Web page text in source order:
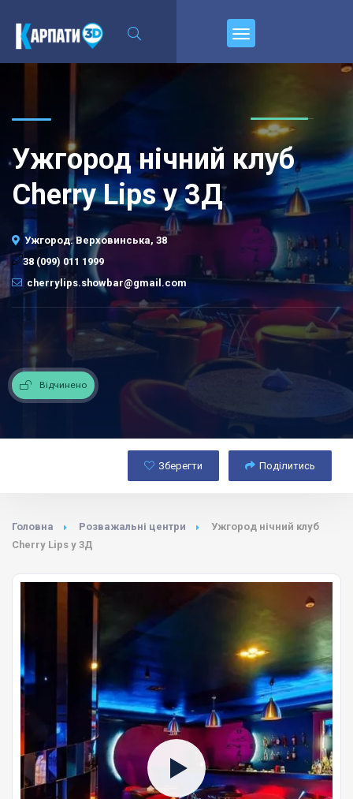
Ужгород нічний клуб
Cherry Lips у 3Д
Ужгород. Верховинська, 38
38 (099) 011 1999
cherrylips.showbar@gmail.com
Відчинено
Зберегти Поділитись
Головна Розважальні центри
Ужгород нічний клуб
Cherry Lips у 3Д